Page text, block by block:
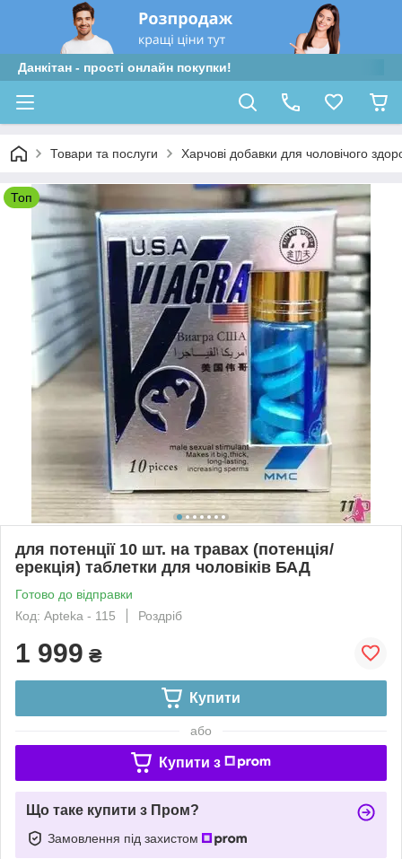
Данкітан - прості онлайн покупки!
Товари та послуги Харчові добавки для чоловічого
Топ
для потенції 10 шт. на травах (потенція/
ерекція) таблетки для чоловіків БАД
Готово до відправки
Код: Apteka - 115
Роздріб
1 999 ₴
Купити
або
Купити з
Що таке купити з Пром?
Замовлення під захистом